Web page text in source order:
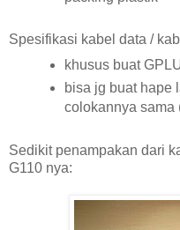
Spesifikasi kabel data /
khusus buat
bisa jg buat hape
colokannya sama
Sedikit penampakan dari
G110 nya: